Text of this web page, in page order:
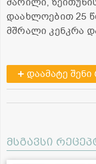
დაახლოებით 25
მშრალი კენკრა
დაამატე შენი
მსგავსი